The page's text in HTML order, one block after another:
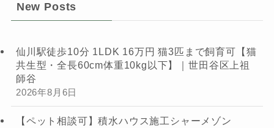
New Posts
仙川駅徒歩10分 1LDK 16万円 猫3匹まで飼育可【猫
共生型・全長60cm体重10kg以下】｜世田谷区上祖
師谷
2026年8月6日
【ペット相談可】積水ハウス施工シャーメゾン